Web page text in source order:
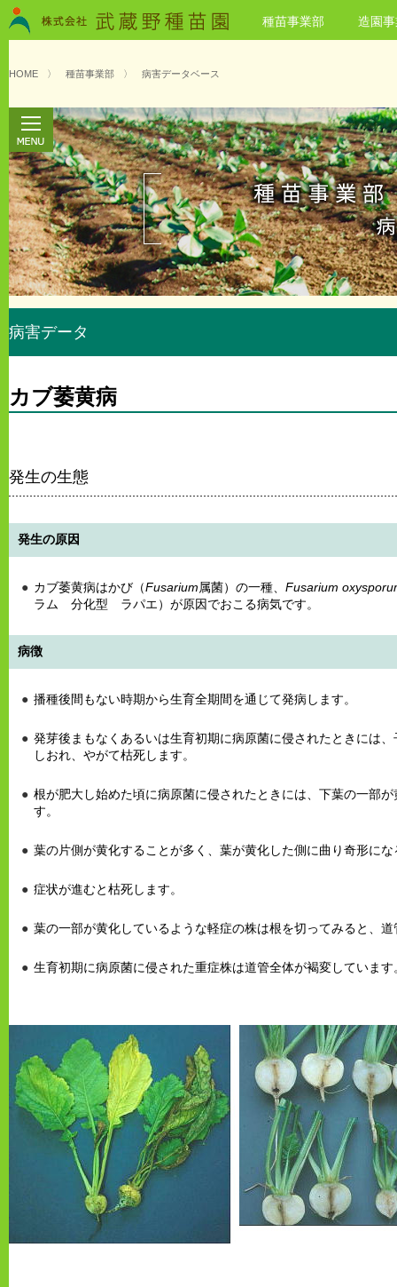
種苗事業部 造園
HOME 〉 種苗事業部 〉 病害データベース
病害データ
カブ萎黄病
発生の生態
発生の原因
カブ萎黄病はかび（Fusarium属菌）の一種、 Fusarium
ラム 分化型 ラパエ）が原因でおこる病気です。
病徴
播種後間もない時期から生育全期間を通じて発病します。
発芽後まもなくあるいは生育初期に病原菌に侵されたときには
しおれ、やがて枯死します。
根が肥大し始めた頃に病原菌に侵されたときには、下葉の一部
す。
葉の片側が黄化することが多く、葉が黄化した側に曲り奇形に
症状が進むと枯死します。
葉の一部が黄化しているような軽症の株は根を切ってみると、
生育初期に病原菌に侵された重症株は道管全体が褐変しています